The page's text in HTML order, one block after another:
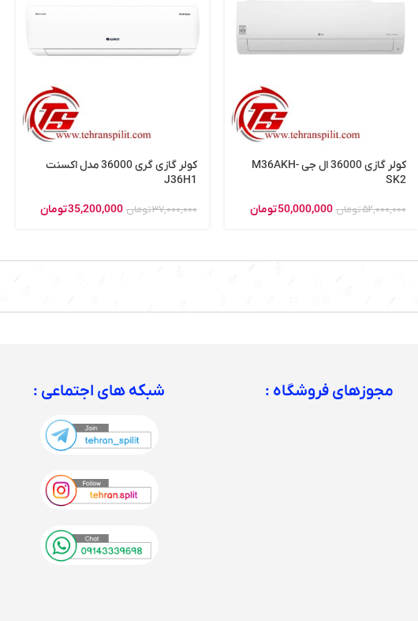
کولر گازی 36000 ال جی M36AKH-
SK2
52,000,000تومان 50,000,000تومان
کولر گازی گری 36000 مدل اکسنت
J36H1
37,000,000تومان 35,200,000تومان
مجوزهای فروشگاه : شبکه های اجتماعی :